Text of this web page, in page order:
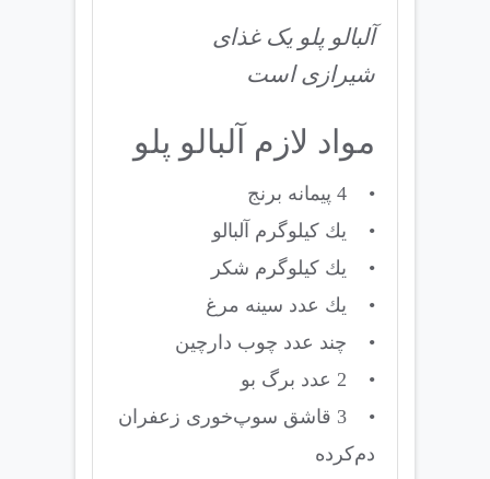
آلبالو پلو یک غذای
شیرازی است
مواد لازم آلبالو پلو
• 4 پیمانه برنج
• یك کیلوگرم آلبالو
• یك کیلوگرم شکر
• یك عدد سینه مرغ
• چند عدد چوب دارچین
• 2 عدد برگ بو
• 3 قاشق سوپ‌خوری زعفران
دم‌کرده